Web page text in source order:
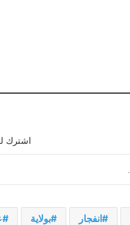
اشترك
انفجار بولاية